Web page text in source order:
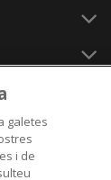
galetes
i de